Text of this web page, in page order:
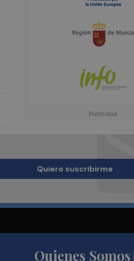
Quiero suscribirme
Quienes Somos